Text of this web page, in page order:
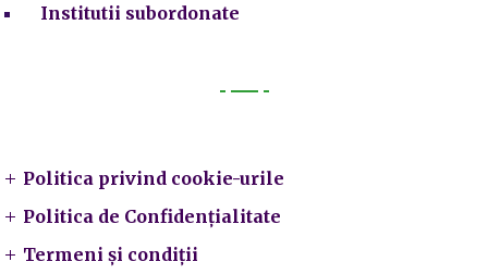
Institutii subordonate
Politica privind cookie-urile
Politica de Confidențialitate
Termeni și condiții